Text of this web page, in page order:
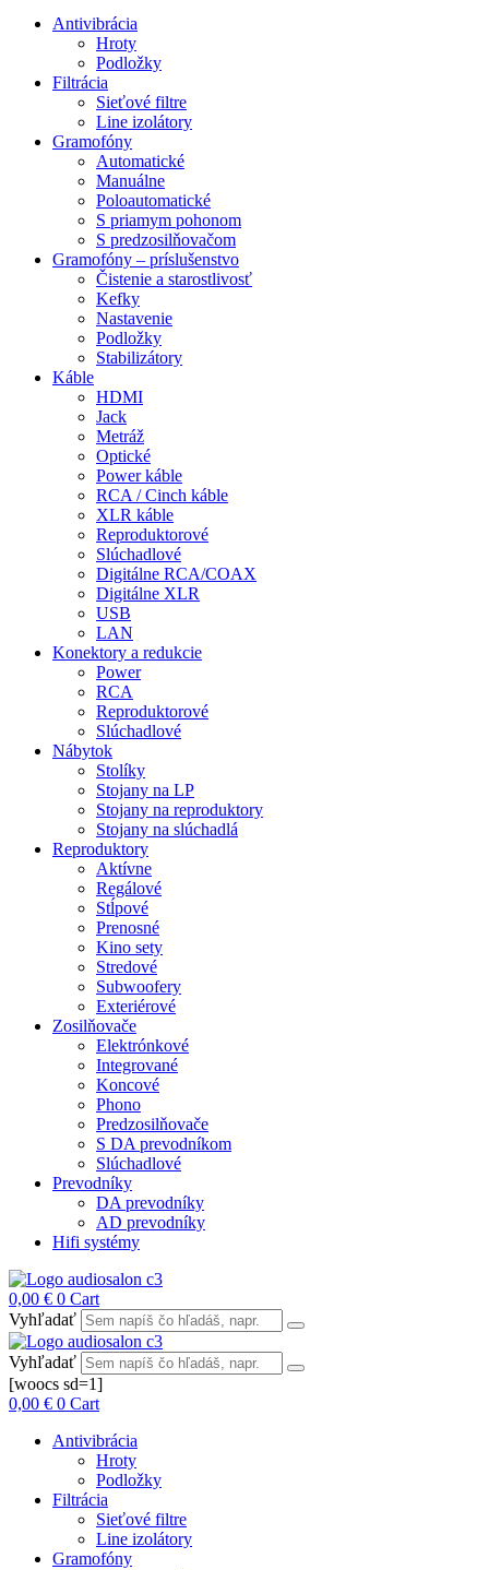
Antivibrácia
Hroty
Podložky
Filtrácia
Sieťové filtre
Line izolátory
Gramofóny
Automatické
Manuálne
Poloautomatické
S priamym pohonom
S predzosilňovačom
Gramofóny – príslušenstvo
Čistenie a starostlivosť
Kefky
Nastavenie
Podložky
Stabilizátory
Káble
HDMI
Jack
Metráž
Optické
Power káble
RCA / Cinch káble
XLR káble
Reproduktorové
Slúchadlové
Digitálne RCA/COAX
Digitálne XLR
USB
LAN
Konektory a redukcie
Power
RCA
Reproduktorové
Slúchadlové
Nábytok
Stolíky
Stojany na LP
Stojany na reproduktory
Stojany na slúchadlá
Reproduktory
Aktívne
Regálové
Stĺpové
Prenosné
Kino sety
Stredové
Subwoofery
Exteriérové
Zosilňovače
Elektrónkové
Integrované
Koncové
Phono
Predzosilňovače
S DA prevodníkom
Slúchadlové
Prevodníky
DA prevodníky
AD prevodníky
Hifi systémy
0,00 € 0 Cart
Vyhľadať
Vyhľadať
[woocs sd=1]
0,00 € 0 Cart
Antivibrácia
Hroty
Podložky
Filtrácia
Sieťové filtre
Line izolátory
Gramofóny